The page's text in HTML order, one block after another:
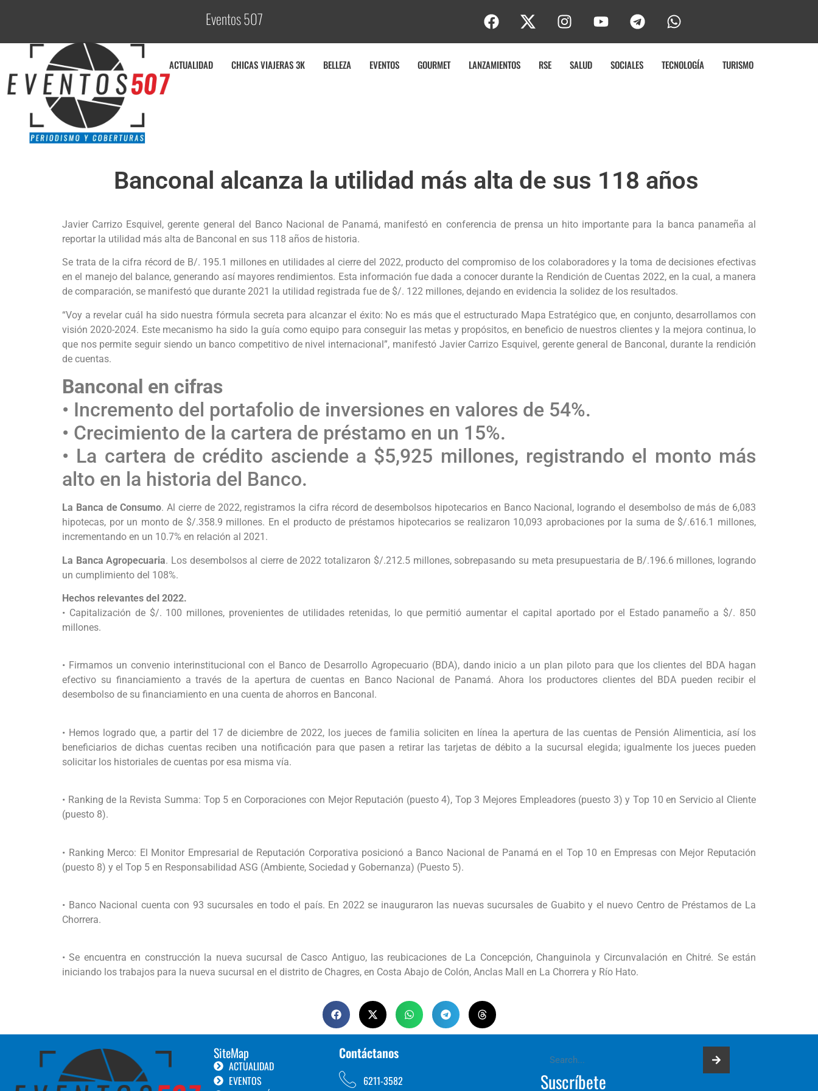
Eventos 507C
ACTUALIDAD CHICAS VIAJERAS 3K BELLEZA EVENTOS GOURMET LANZAMIENTOS RSE SALUD SOCIALES TECNOLOGÍA TURISMO
Banconal alcanza la utilidad más alta de sus 118 años
Javier Carrizo Esquivel, gerente general del Banco Nacional de Panamá, manifestó en conferencia de prensa un hito importante para la banca panameña al
reportar la utilidad más alta de Banconal en sus 118 años de historia.
Se trata de la cifra récord de B/. 195.1 millones en utilidades al cierre del 2022, producto del compromiso de los colaboradores y la toma de decisiones efectivas
en el manejo del balance, generando así mayores rendimientos. Esta información fue dada a conocer durante la Rendición de Cuentas 2022, en la cual, a manera
de comparación, se manifestó que durante 2021 la utilidad registrada fue de $/. 122 millones, dejando en evidencia la solidez de los resultados.
“Voy a revelar cuál ha sido nuestra fórmula secreta para alcanzar el éxito: No es más que el estructurado Mapa Estratégico que, en conjunto, desarrollamos con
visión 2020-2024. Este mecanismo ha sido la guía como equipo para conseguir las metas y propósitos, en beneficio de nuestros clientes y la mejora continua, lo
que nos permite seguir siendo un banco competitivo de nivel internacional”, manifestó Javier Carrizo Esquivel, gerente general de Banconal, durante la rendición
de cuentas.
Banconal en cifras
• Incremento del portafolio de inversiones en valores de 54%.
• Crecimiento de la cartera de préstamo en un 15%.
• La cartera de crédito asciende a $5,925 millones, registrando el monto más
alto en la historia del Banco.
La Banca de Consumo. Al cierre de 2022, registramos la cifra récord de desembolsos hipotecarios en Banco Nacional, logrando el desembolso de más de 6,083
hipotecas, por un monto de $/.358.9 millones. En el producto de préstamos hipotecarios se realizaron 10,093 aprobaciones por la suma de $/.616.1 millones,
incrementando en un 10.7% en relación al 2021.
La Banca Agropecuaria. Los desembolsos al cierre de 2022 totalizaron $/.212.5 millones, sobrepasando su meta presupuestaria de B/.196.6 millones, logrando
un cumplimiento del 108%.
Hechos relevantes del 2022.
• Capitalización de $/. 100 millones, provenientes de utilidades retenidas, lo que permitió aumentar el capital aportado por el Estado panameño a $/. 850
millones.
• Firmamos un convenio interinstitucional con el Banco de Desarrollo Agropecuario (BDA), dando inicio a un plan piloto para que los clientes del BDA hagan
efectivo su financiamiento a través de la apertura de cuentas en Banco Nacional de Panamá. Ahora los productores clientes del BDA pueden recibir el
desembolso de su financiamiento en una cuenta de ahorros en Banconal.
• Hemos logrado que, a partir del 17 de diciembre de 2022, los jueces de familia soliciten en línea la apertura de las cuentas de Pensión Alimenticia, así los
beneficiarios de dichas cuentas reciben una notificación para que pasen a retirar las tarjetas de débito a la sucursal elegida; igualmente los jueces pueden
solicitar los historiales de cuentas por esa misma vía.
• Ranking de la Revista Summa: Top 5 en Corporaciones con Mejor Reputación (puesto 4), Top 3 Mejores Empleadores (puesto 3) y Top 10 en Servicio al Cliente
(puesto 8).
• Ranking Merco: El Monitor Empresarial de Reputación Corporativa posicionó a Banco Nacional de Panamá en el Top 10 en Empresas con Mejor Reputación
(puesto 8) y el Top 5 en Responsabilidad ASG (Ambiente, Sociedad y Gobernanza) (Puesto 5).
• Banco Nacional cuenta con 93 sucursales en todo el país. En 2022 se inauguraron las nuevas sucursales de Guabito y el nuevo Centro de Préstamos de La
Chorrera.
• Se encuentra en construcción la nueva sucursal de Casco Antiguo, las reubicaciones de La Concepción, Changuinola y Circunvalación en Chitré. Se están
iniciando los trabajos para la nueva sucursal en el distrito de Chagres, en Costa Abajo de Colón, Anclas Mall en La Chorrera y Río Hato.
SiteMap
ACTUALIDAD
EVENTOS
Contáctanos
6211-3582 Suscríbete